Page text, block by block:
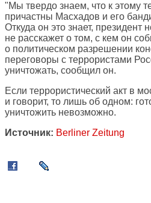
"Мы твердо знаем, что к этому
причастны Масхадов и его
Откуда он это знает, президент
не расскажет о том, с кем он
о политическом разрешении
переговоры с террористами
уничтожать, сообщил он.
Если террористический акт в
и говорит, то лишь об одном:
уничтожить невозможно.
Источник: Berliner Zeitung